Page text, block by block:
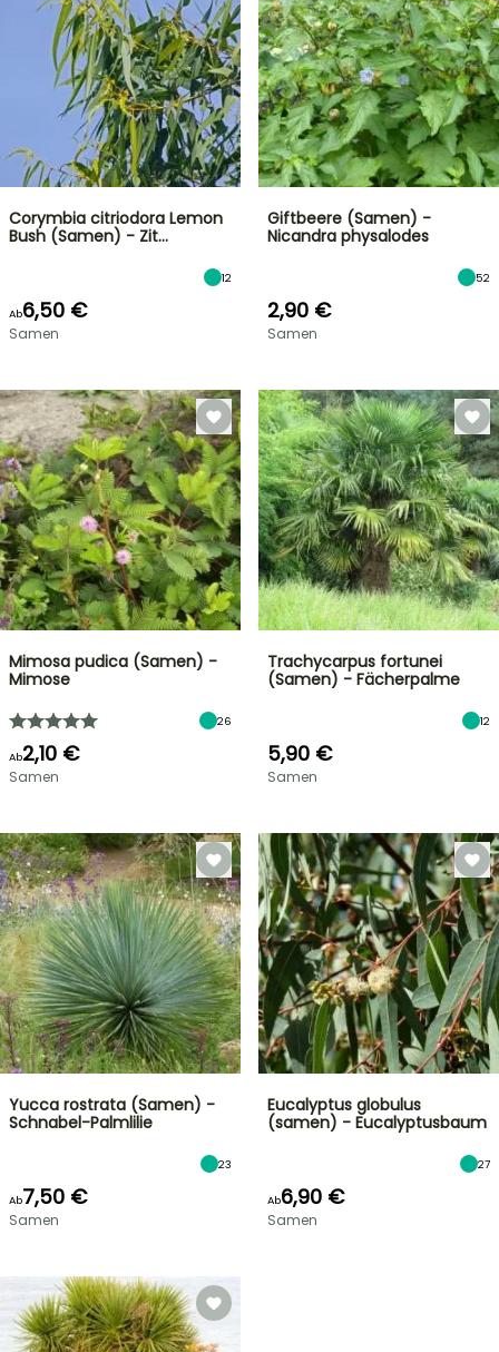
Corymbia citriodora Lemon
Bush (Samen) - Zit…
12
Ab6,50 €
Samen
Giftbeere (Samen) -
Nicandra physalodes
52
2,90 €
Samen
Mimosa pudica (Samen) -
Mimose
26
Ab2,10 €
Samen
Trachycarpus fortunei
(Samen) - Fächerpalme
12
5,90 €
Samen
Yucca rostrata (Samen) -
Schnabel-Palmlilie
23
Ab7,50 €
Samen
Eucalyptus globulus
(samen) - Eucalyptusbaum
27
Ab6,90 €
Samen